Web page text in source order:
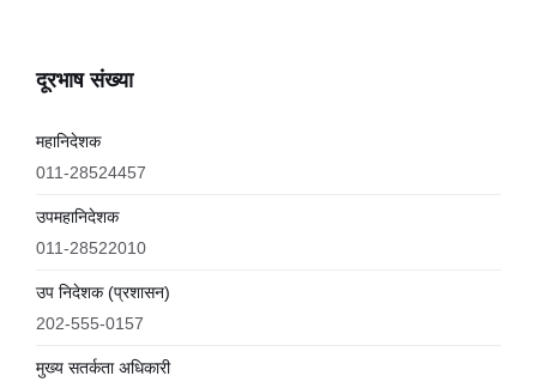
दूरभाष संख्या
महानिदेशक
011-28524457
उपमहानिदेशक
011-28522010
उप निदेशक (प्रशासन)
202-555-0157
मुख्य सतर्कता अधिकारी